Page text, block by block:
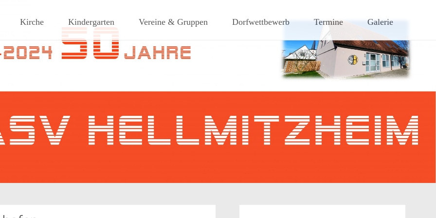
Dorf am Rande des südlichen Steigerwaldes
Kirche Kindergarten Vereine & Gruppen Dorfwettbewerb Termine Galerie